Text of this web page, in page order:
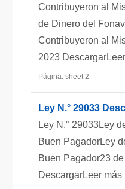
Contribuyeron al
de Dinero del
Contribuyeron al
2023
Página: sheet 2
Ley N.° 29033
Ley N.° 29033Ley
Buen PagadorLey
Buen Pagador23
DescargarLeer más